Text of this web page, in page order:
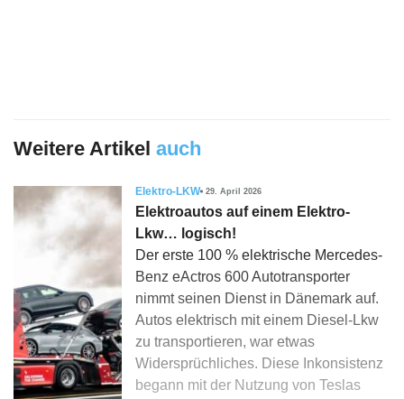
Weitere Artikel auch
Elektro-LKW 29. April 2026
Elektroautos auf einem Elektro-
Lkw… logisch!
Der erste 100 % elektrische Mercedes-
Benz eActros 600 Autotransporter
nimmt seinen Dienst in Dänemark auf.
Autos elektrisch mit einem Diesel-Lkw
zu transportieren, war etwas
Widersprüchliches. Diese Inkonsistenz
begann mit der Nutzung von Teslas